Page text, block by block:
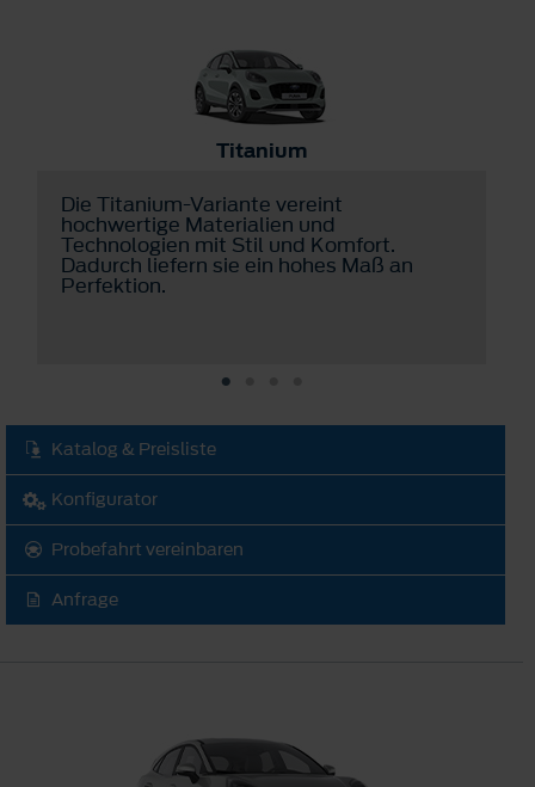
Titanium
Die Titanium-Variante vereint
hochwertige Materialien und
Technologien mit Stil und Komfort.
Dadurch liefern sie ein hohes Maß an
Perfektion.
Katalog & Preisliste
Konfigurator
Probefahrt vereinbaren
Anfrage